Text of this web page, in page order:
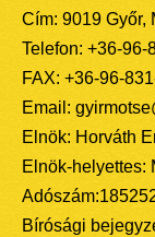
Cím: 9019 Győr,
Telefon: +36-96-
FAX: +36-96-
Email:
Elnök: Horváth
Elnök-helyettes:
Bírósági